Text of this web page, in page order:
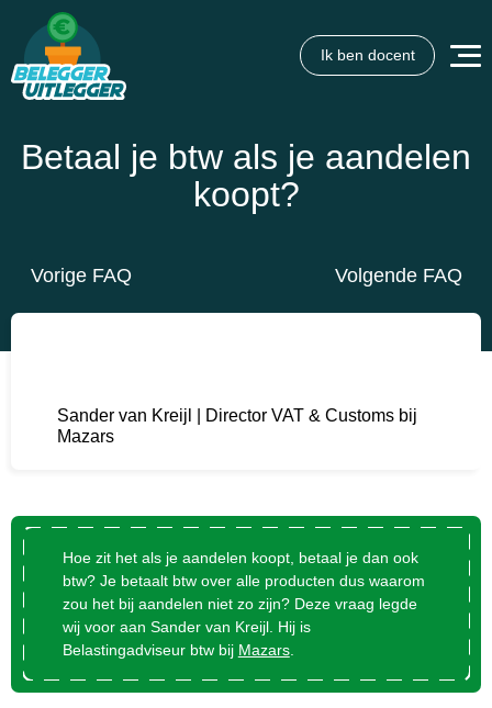
Ik ben docent
Betaal je btw als je aandelen
koopt?
Vorige FAQ Volgende FAQ
Sander van Kreijl | Director VAT & Customs bij
Mazars
Hoe zit het als je aandelen koopt, betaal je dan ook
btw? Je betaalt btw over alle producten dus waarom
zou het bij aandelen niet zo zijn? Deze vraag legde
wij voor aan Sander van Kreijl. Hij is
Belastingadviseur btw bij Mazars.